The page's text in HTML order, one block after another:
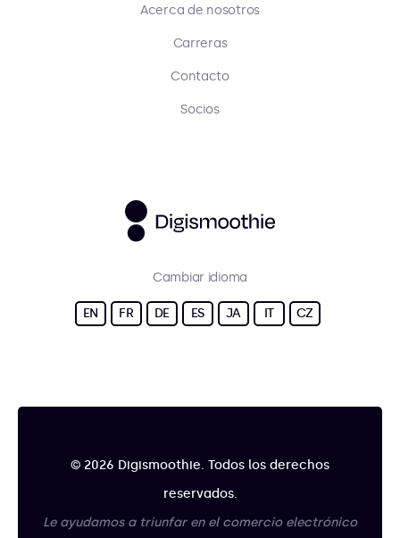
Acerca de nosotros
Carreras
Contacto
Socios
Cambiar idioma
EN FR DE ES JA IT CZ
© 2026 Digismoothie. Todos los derechos
reservados.
Le ayudamos a triunfar en el comercio electrónico